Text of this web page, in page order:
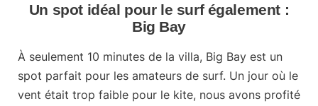
Un spot idéal pour le surf également :
Big Bay
À seulement 10 minutes de la villa, Big Bay est un
spot parfait pour les amateurs de surf. Un jour où le
vent était trop faible pour le kite, nous avons profité